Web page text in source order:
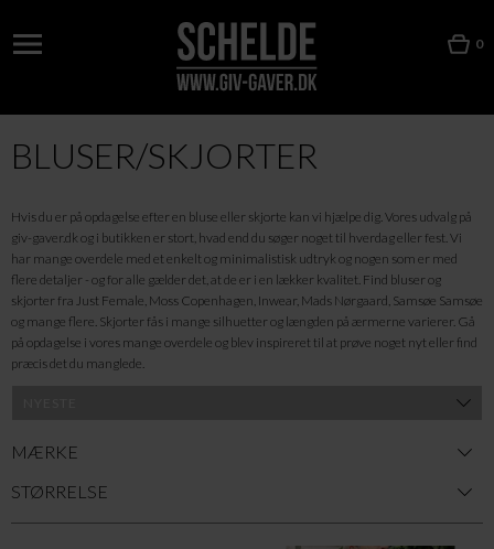
0
BLUSER/SKJORTER
Hvis du er på opdagelse efter en bluse eller skjorte kan vi hjælpe dig. Vores udvalg på
giv-gaver.dk og i butikken er stort, hvad end du søger noget til hverdag eller fest. Vi
har mange overdele med et enkelt og minimalistisk udtryk og nogen som er med
flere detaljer - og for alle gælder det, at de er i en lækker kvalitet. Find bluser og
skjorter fra Just Female, Moss Copenhagen, Inwear, Mads Nørgaard, Samsøe Samsøe
og mange flere. Skjorter fås i mange silhuetter og længden på ærmerne varierer. Gå
på opdagelse i vores mange overdele og blev inspireret til at prøve noget nyt eller find
præcis det du manglede.
MÆRKE
STØRRELSE